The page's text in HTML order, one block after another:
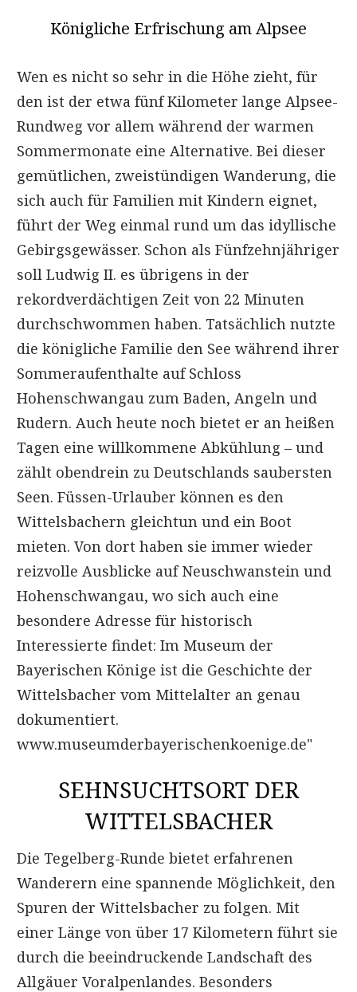
Königliche Erfrischung am Alpsee
Wen es nicht so sehr in die Höhe zieht, für
den ist der etwa fünf Kilometer lange Alpsee-
Rundweg vor allem während der warmen
Sommermonate eine Alternative. Bei dieser
gemütlichen, zweistündigen Wanderung, die
sich auch für Familien mit Kindern eignet,
führt der Weg einmal rund um das idyllische
Gebirgsgewässer. Schon als Fünfzehnjähriger
soll Ludwig II. es übrigens in der
rekordverdächtigen Zeit von 22 Minuten
durchschwommen haben. Tatsächlich nutzte
die königliche Familie den See während ihrer
Sommeraufenthalte auf Schloss
Hohenschwangau zum Baden, Angeln und
Rudern. Auch heute noch bietet er an heißen
Tagen eine willkommene Abkühlung – und
zählt obendrein zu Deutschlands saubersten
Seen. Füssen-Urlauber können es den
Wittelsbachern gleichtun und ein Boot
mieten. Von dort haben sie immer wieder
reizvolle Ausblicke auf Neuschwanstein und
Hohenschwangau, wo sich auch eine
besondere Adresse für historisch
Interessierte findet: Im Museum der
Bayerischen Könige ist die Geschichte der
Wittelsbacher vom Mittelalter an genau
dokumentiert.
www.museumderbayerischenkoenige.de"
SEHNSUCHTSORT DER
WITTELSBACHER
Die Tegelberg-Runde bietet erfahrenen
Wanderern eine spannende Möglichkeit, den
Spuren der Wittelsbacher zu folgen. Mit
einer Länge von über 17 Kilometern führt sie
durch die beeindruckende Landschaft des
Allgäuer Voralpenlandes. Besonders